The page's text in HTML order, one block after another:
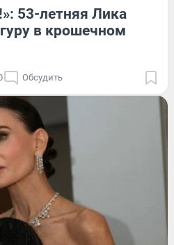
53-летняя Лика
в крошечном
Обсудить